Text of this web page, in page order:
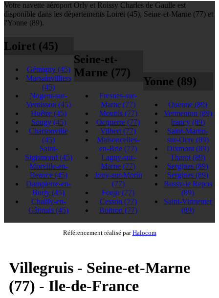
Votre navette aéroport Orly et Roissy Charles de Gaulle est
disponible dans les départements Loiret (45), Seine-et-Marne (77) et
l'Yonne (89).
Loiret (45)
Gémigny (45)
Marsainvilliers
(45)
Nogent-sur-
Vernisson(45)
Huêtre (45)
Sougy (45)
Charsonville
(45)
Saint-
Sigismond (45)
Morville-en-
Beauce (45)
Dampierre-en-
Burly(45)
Chailly-en-
Gâtinais(45)
Seine-et-
Marne (77)
Fresnes-sur-
Marne(77)
Moutils (77)
Ocquerre(77)
Vilbert(77)
Maisoncelles-
en-Brie(77)
Lagny-sur-
Marne(77)
Jouy-sur-Morin
(77)
Fouju(77)
Cesson (77)
Boitron (77)
Yonne (89)
Quenne(89)
Vermenton (89)
Irancy(89)
Saint-Martin-
sur-Ocre (89)
Dixmont(89)
Tharot(89)
Sergines(89)
Sergines(89)
Bussy-le Repos
(89)
Saint-Vinnemer
(89)
Référencement réalisé parHalocom
Villegruis - Seine-et-Marne
(77) - Ile-de-France